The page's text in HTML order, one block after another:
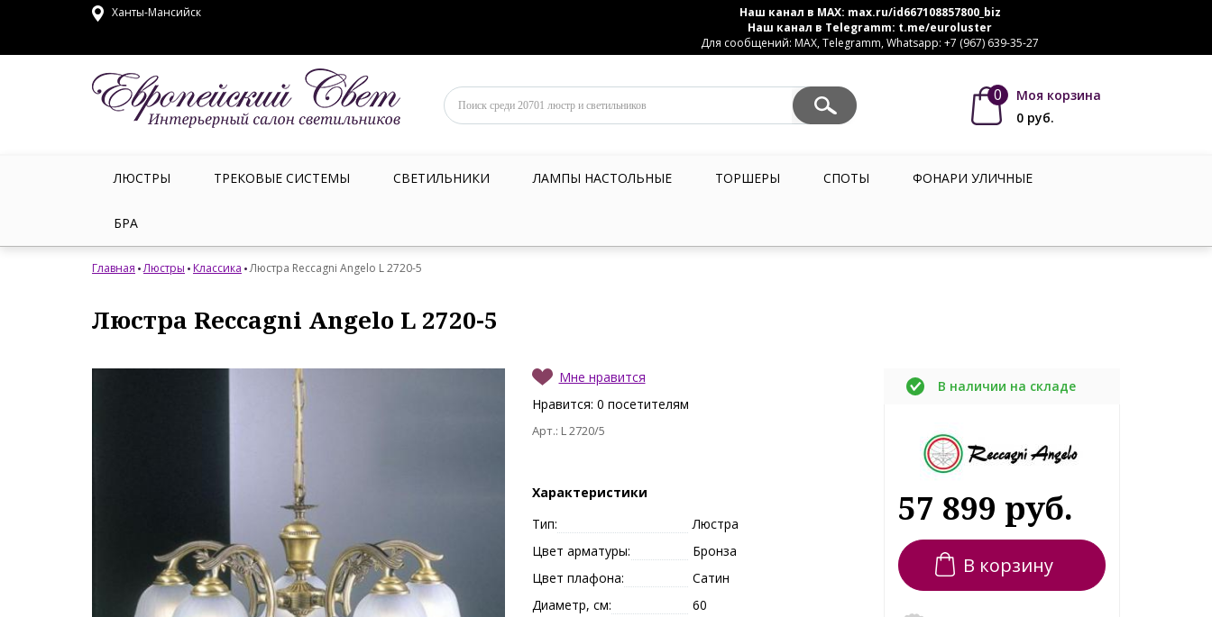
Ханты-Мансийск Наш канал в MAX: max.ru/id667108857800_biz
Наш канал в Telegramm: t.me/euroluster
Для сообщений: MAX, Telegramm, Whatsapp: +7 (967) 639-35-27
0
Моя корзина
0 руб.
ЛЮСТРЫ ТРЕКОВЫЕ СИСТЕМЫ СВЕТИЛЬНИКИ ЛАМПЫ НАСТОЛЬНЫЕ ТОРШЕРЫ СПОТЫ ФОНАРИ УЛИЧНЫЕ
БРА
Главная Люстры Классика Люстра Reccagni Angelo L 2720-5
Люстра Reccagni Angelo L 2720-5
Мне нравится
Нравится: 0 посетителям
Арт.: L 2720/5
Характеристики
Тип:
Люстра
Цвет арматуры:
Бронза
Цвет плафона:
Сатин
Диаметр, см:
60
В наличии на складе
57 899 руб.
В корзину